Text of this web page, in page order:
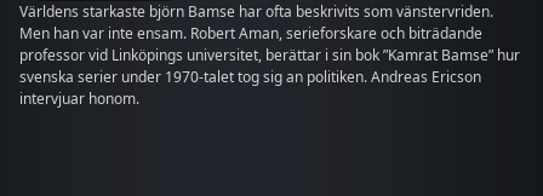
Världens starkaste björn Bamse har ofta beskrivits som vänstervriden.
Men han var inte ensam. Robert Aman, serieforskare och biträdande
professor vid Linköpings universitet, berättar i sin bok ”Kamrat Bamse” hur
svenska serier under 1970-talet tog sig an politiken. Andreas Ericson
intervjuar honom.